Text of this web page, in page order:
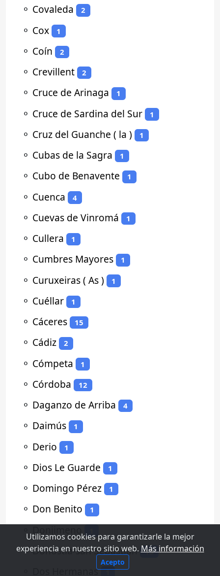
⚬ Covaleda 2
⚬ Cox 1
⚬ Coín 2
⚬ Crevillent 2
⚬ Cruce de Arinaga 1
⚬ Cruce de Sardina del Sur 1
⚬ Cruz del Guanche ( la ) 1
⚬ Cubas de la Sagra 1
⚬ Cubo de Benavente 1
⚬ Cuenca 4
⚬ Cuevas de Vinromá 1
⚬ Cullera 1
⚬ Cumbres Mayores 1
⚬ Curuxeiras ( As ) 1
⚬ Cuéllar 1
⚬ Cáceres 15
⚬ Cádiz 2
⚬ Cómpeta 1
⚬ Córdoba 12
⚬ Daganzo de Arriba 4
⚬ Daimús 1
⚬ Derio 1
⚬ Dios Le Guarde 1
⚬ Domingo Pérez 1
⚬ Don Benito 1
⚬Donostia-san Sebastian 13
Dos Hermanas 1
Utilizamos cookies para garantizarle la mejor
experiencia en nuestro sitio web. Más información
Acepto